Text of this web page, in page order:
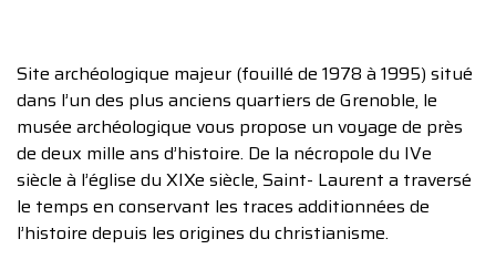
Site archéologique majeur (fouillé de 1978 à 1995) situé
dans l’un des plus anciens quartiers de Grenoble, le
musée archéologique vous propose un voyage de près
de deux mille ans d’histoire. De la nécropole du IVe
siècle à l’église du XIXe siècle, Saint- Laurent a traversé
le temps en conservant les traces additionnées de
l’histoire depuis les origines du christianisme.